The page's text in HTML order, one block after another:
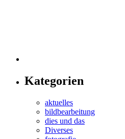
Kategorien
aktuelles
bildbearbeitung
dies und das
Diverses